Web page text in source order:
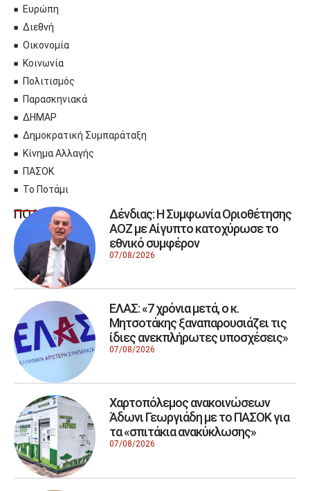
Ευρώπη
Διεθνή
Οικονομία
Κοινωνία
Πολιτισμός
Παρασκηνιακά
ΔΗΜΑΡ
Δημοκρατική Συμπαράταξη
Κίνημα Αλλαγής
ΠΑΣΟΚ
Το Ποτάμι
ΠΟΛΙΤΙΚΗ
Δένδιας: Η Συμφωνία Οριοθέτησης
ΑΟΖ με Αίγυπτο κατοχύρωσε το
εθνικό συμφέρον
07/08/2026
ΕΛΑΣ: «7 χρόνια μετά, ο κ.
Μητσοτάκης ξαναπαρουσιάζει τις
ίδιες ανεκπλήρωτες υποσχέσεις»
07/08/2026
Χαρτοπόλεμος ανακοινώσεων
Άδωνι Γεωργιάδη με το ΠΑΣΟΚ για
τα «σπιτάκια ανακύκλωσης»
07/08/2026